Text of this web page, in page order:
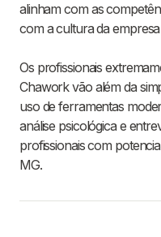
alinham com as
com a cultura da
Os profissionais
Chawork vão além da
uso de ferramentas
análise psicológica e
profissionais com
MG.